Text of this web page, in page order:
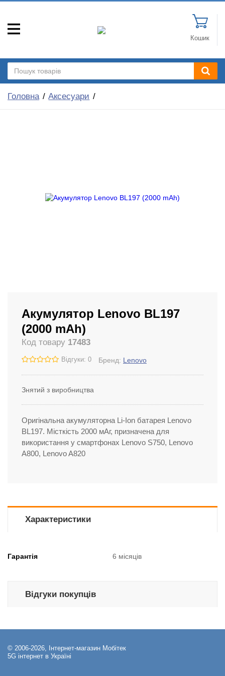
Кошик
Головна Аксесуари
Акумулятор Lenovo BL197
(2000 mAh)
Код товару 17483
Відгуки: 0 Бренд: Lenovo
Знятий з виробництва
Оригінальна акумуляторна Li-Ion батарея Lenovo
BL197. Місткість 2000 мАг, призначена для
використання у смартфонах Lenovo S750, Lenovo
A800, Lenovo A820
Характеристики
Гарантія 6 місяців
Відгуки покупців
© 2006-2026, Інтернет-магазин Мобітек
5G інтернет в Україні